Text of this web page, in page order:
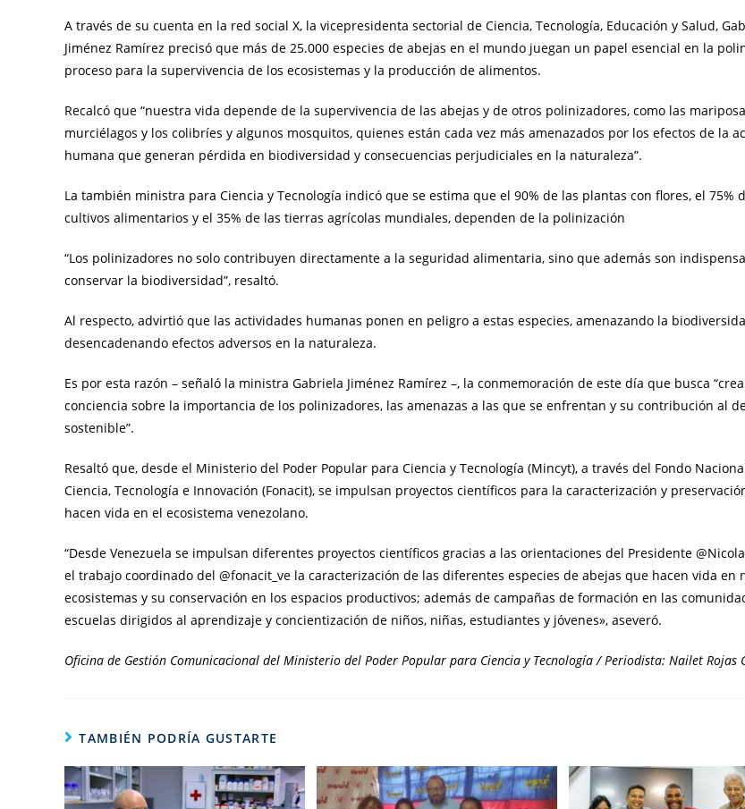
A través de su cuenta en la red social X, la vicepresidenta sectorial de Ciencia, Tecnología, Educación y Salud,
Jiménez Ramírez precisó que más de 25.000 especies de abejas en el mundo juegan un papel esencial en la
proceso para la supervivencia de los ecosistemas y la producción de alimentos.
Recalcó que “nuestra vida depende de la supervivencia de las abejas y de otros polinizadores, como las
murciélagos y los colibríes y algunos mosquitos, quienes están cada vez más amenazados por los efectos de la
humana que generan pérdida en biodiversidad y consecuencias perjudiciales en la naturaleza”.
La también ministra para Ciencia y Tecnología indicó que se estima que el 90% de las plantas con flores, el 75%
cultivos alimentarios y el 35% de las tierras agrícolas mundiales, dependen de la polinización
“Los polinizadores no solo contribuyen directamente a la seguridad alimentaria, sino que además son
conservar la biodiversidad”, resaltó.
Al respecto, advirtió que las actividades humanas ponen en peligro a estas especies, amenazando la
desencadenando efectos adversos en la naturaleza.
Es por esta razón – señaló la ministra Gabriela Jiménez Ramírez –, la conmemoración de este día que busca
conciencia sobre la importancia de los polinizadores, las amenazas a las que se enfrentan y su contribución al
sostenible”.
Resaltó que, desde el Ministerio del Poder Popular para Ciencia y Tecnología (Mincyt), a través del Fondo
Ciencia, Tecnología e Innovación (Fonacit), se impulsan proyectos científicos para la caracterización y
hacen vida en el ecosistema venezolano.
“Desde Venezuela se impulsan diferentes proyectos científicos gracias a las orientaciones del Presidente
el trabajo coordinado del @fonacit_ve la caracterización de las diferentes especies de abejas que hacen vida en
ecosistemas y su conservación en los espacios productivos; además de campañas de formación en las
escuelas dirigidos al aprendizaje y concientización de niños, niñas, estudiantes y jóvenes», aseveró.
Oficina de Gestión Comunicacional del Ministerio del Poder Popular para Ciencia y Tecnología / Periodista: Nailet Rojas
TAMBIÉN PODRÍA GUSTARTE